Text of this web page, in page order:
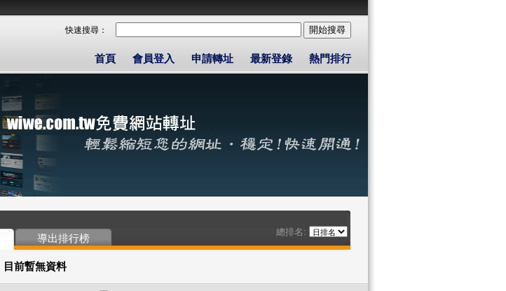
快速搜尋：
首頁 會員登入 申請轉址 最新登錄 熱門排行
總排名:
導出排行榜
目前暫無資料